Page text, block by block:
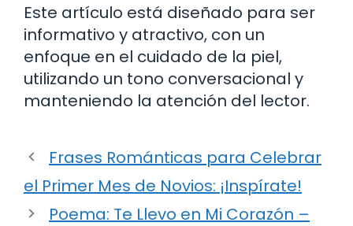
Este artículo está diseñado para ser
informativo y atractivo, con un
enfoque en el cuidado de la piel,
utilizando un tono conversacional y
manteniendo la atención del lector.
Frases Románticas para Celebrar
el Primer Mes de Novios: ¡Inspírate!
Poema: Te Llevo en Mi Corazón –